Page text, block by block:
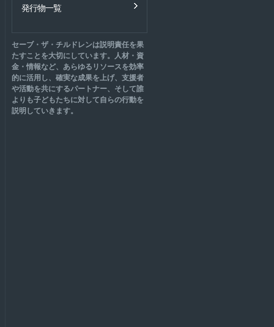
発行物一覧
セーブ・ザ・チルドレンは説明責任を果
たすことを大切にしています。人材・資
金・情報など、あらゆるリソースを効率
的に活用し、確実な成果を上げ、支援者
や活動を共にするパートナー、そして誰
よりも子どもたちに対して自らの行動を
説明していきます。